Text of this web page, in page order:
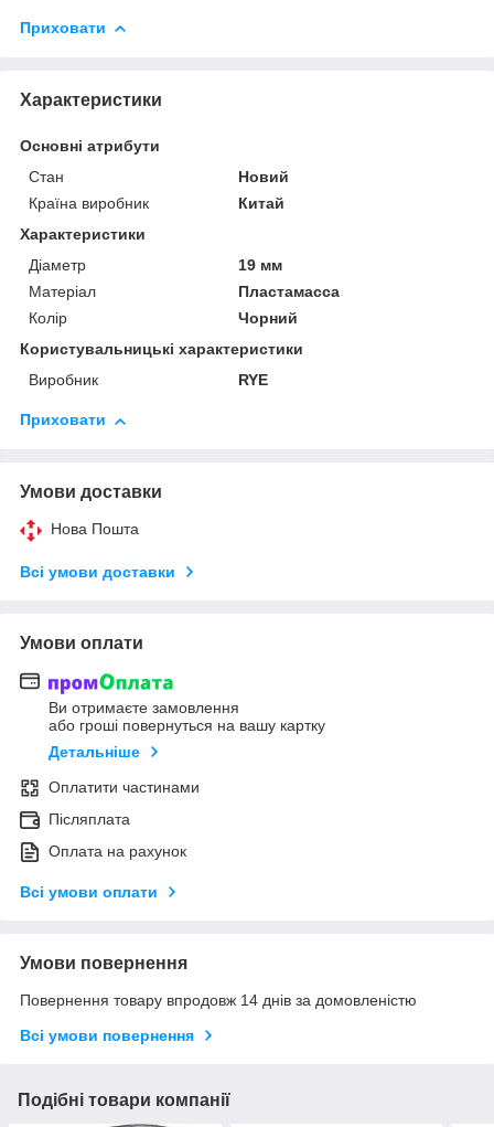
Приховати
Характеристики
Основні атрибути
Стан
Новий
Країна виробник
Китай
Характеристики
Діаметр
19 мм
Матеріал
Пластамасса
Колір
Чорний
Користувальницькі характеристики
Виробник
RYE
Приховати
Умови доставки
Нова Пошта
Всі умови доставки
Умови оплати
Ви отримаєте замовлення
або гроші повернуться на вашу картку
Детальніше
Оплатити частинами
Післяплата
Оплата на рахунок
Всі умови оплати
Умови повернення
Повернення товару впродовж 14 днів за домовленістю
Всі умови повернення
Подібні товари компанії